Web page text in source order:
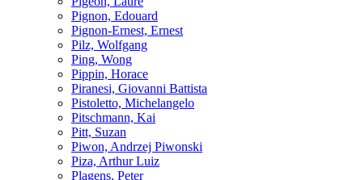
Pignon, Edouard
Pignon-Ernest, Ernest
Pilz, Wolfgang
Ping, Wong
Pippin, Horace
Piranesi, Giovanni Battista
Pistoletto, Michelangelo
Pitschmann, Kai
Pitt, Suzan
Piwon, Andrzej Piwonski
Piza, Arthur Luiz
Plagens, Peter